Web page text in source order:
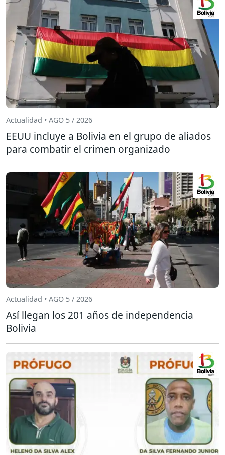
Actualidad • AGO 5 / 2026
EEUU incluye a Bolivia en el grupo de aliados
para combatir el crimen organizado
Actualidad • AGO 5 / 2026
Así llegan los 201 años de independencia
Bolivia